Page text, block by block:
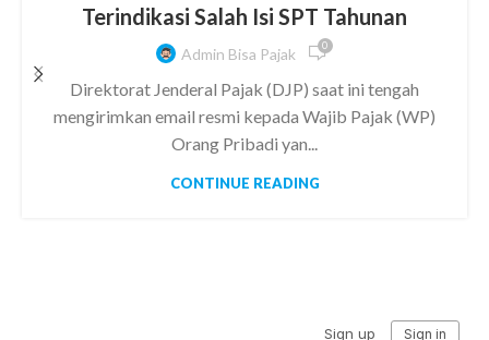
Terindikasi Salah Isi SPT Tahunan
Admin Bisa Pajak 0
Direktorat Jenderal Pajak (DJP) saat ini tengah
mengirimkan email resmi kepada Wajib Pajak (WP)
Orang Pribadi yan...
CONTINUE READING